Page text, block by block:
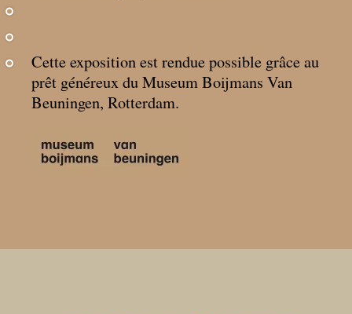
Cette exposition est rendue possible grâce au
prêt généreux du Museum Boijmans Van
Beuningen, Rotterdam.